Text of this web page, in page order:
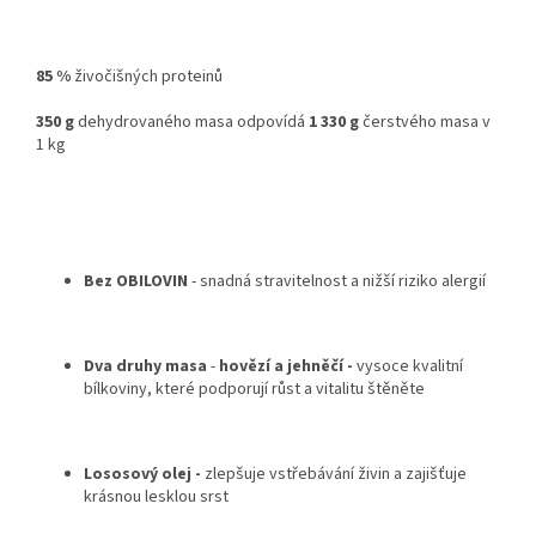
85 % živočišných proteinů
350 gdehydrovaného masa odpovídá 1 330 gčerstvého masa v
1 kg
Bez OBILOVIN - snadná stravitelnost a nižší riziko alergií
Dva druhy masa - hovězí a jehněčí - vysoce kvalitní
bílkoviny, které podporují růst a vitalitu štěněte
Lososový olej - zlepšuje vstřebávání živin a zajišťuje
krásnou lesklou srst